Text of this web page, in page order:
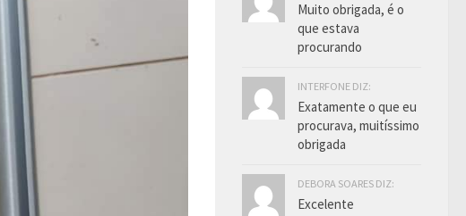
Muito obrigada, é o
que estava
procurando
INTERFONE DIZ:
Exatamente o que eu
procurava, muitíssimo
obrigada
DEBORA SOARES DIZ:
Excelente